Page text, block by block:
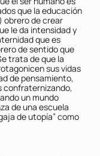
que la educación
obrero de crear
le da intensidad y
que es
de sentido que
trata de que la
sus vidas
de pensamiento,
confraternizando,
un mundo
de una escuela
de utopía” como